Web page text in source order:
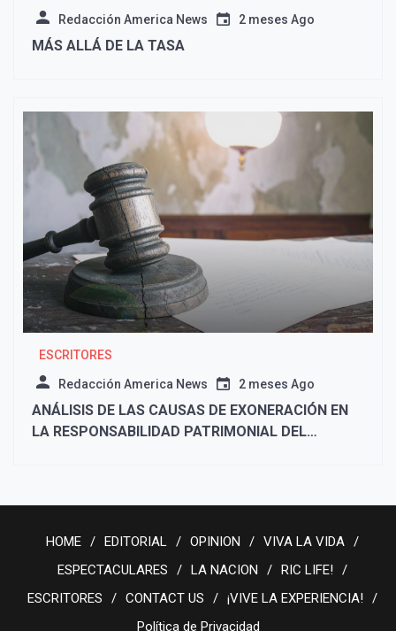
Redacción America News 2 meses Ago
MÁS ALLÁ DE LA TASA
ESCRITORES
Redacción America News 2 meses Ago
ANÁLISIS DE LAS CAUSAS DE EXONERACIÓN EN
LA RESPONSABILIDAD PATRIMONIAL DEL
HOME EDITORIAL OPINION
VIVA LA VIDA
ESPECTACULARES
LA NACION
RIC LIFE!
ESCRITORES
CONTACT US
¡VIVE LA EXPERIENCIA!
Política de Privacidad